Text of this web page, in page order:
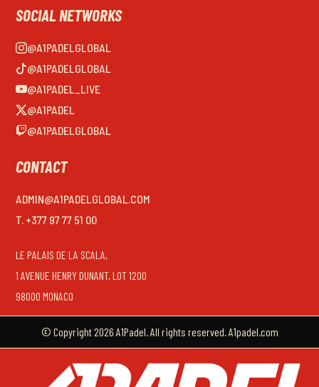
SOCIAL NETWORKS
@A1PADELGLOBAL
@A1PADELGLOBAL
@A1PADEL_LIVE
@A1PADEL
@A1PADELGLOBAL
CONTACT
ADMIN@A1PADELGLOBAL.COM
T. +377 97 77 51 00
LE PALAIS DE LA SCALA,
1 AVENUE HENRY DUNANT, LOT 1200
98000 MONACO
© Copyright 2026 A1Padel. All rights reserved. A1padel.com